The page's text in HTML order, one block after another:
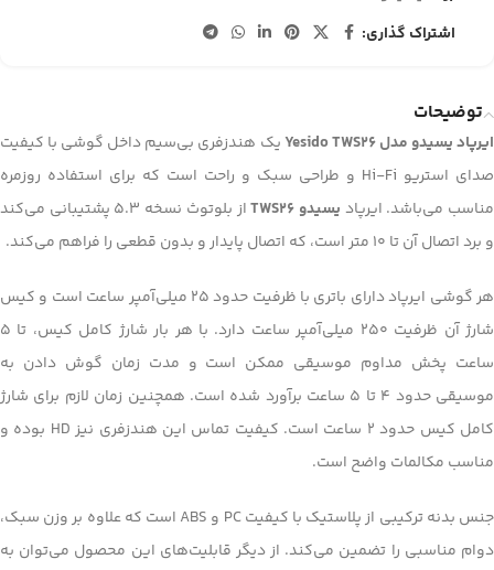
اشتراک گذاری:
توضیحات
ایرپاد یسیدو مدل Yesido TWS26
یک هندزفری بی‌سیم داخل گوشی با کیفیت
صدای استریو Hi-Fi و طراحی سبک و راحت است که برای استفاده روزمره
مناسب می‌باشد. ایرپاد یسیدو TWS26
از بلوتوث نسخه 5.3 پشتیبانی می‌کند
و برد اتصال آن تا 10 متر است، که اتصال پایدار و بدون قطعی را فراهم می‌کند.
هر گوشی ایرپاد دارای باتری با ظرفیت حدود 25 میلی‌آمپر ساعت است و کیس
شارژ آن ظرفیت 250 میلی‌آمپر ساعت دارد. با هر بار شارژ کامل کیس، تا 5
ساعت پخش مداوم موسیقی ممکن است و مدت زمان گوش دادن به
موسیقی حدود 4 تا 5 ساعت برآورد شده است. همچنین زمان لازم برای شارژ
کامل کیس حدود 2 ساعت است. کیفیت تماس این هندزفری نیز HD بوده و
مناسب مکالمات واضح است.
جنس بدنه ترکیبی از پلاستیک با کیفیت PC و ABS است که علاوه بر وزن سبک،
دوام مناسبی را تضمین می‌کند. از دیگر قابلیت‌های این محصول می‌توان به